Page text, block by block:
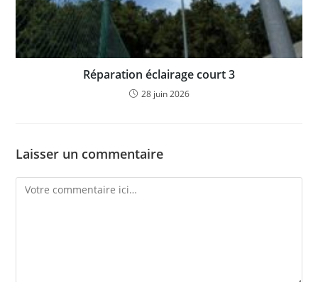
Réparation éclairage court 3
28 juin 2026
Laisser un commentaire
Comment